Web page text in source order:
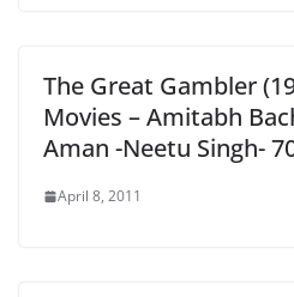
The Great Gambler
Movies – Amitabh
Aman -Neetu Singh-
April 8, 2011